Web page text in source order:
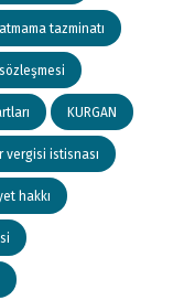
tazminatı
KURGAN
vergisi istisnası
hakkı